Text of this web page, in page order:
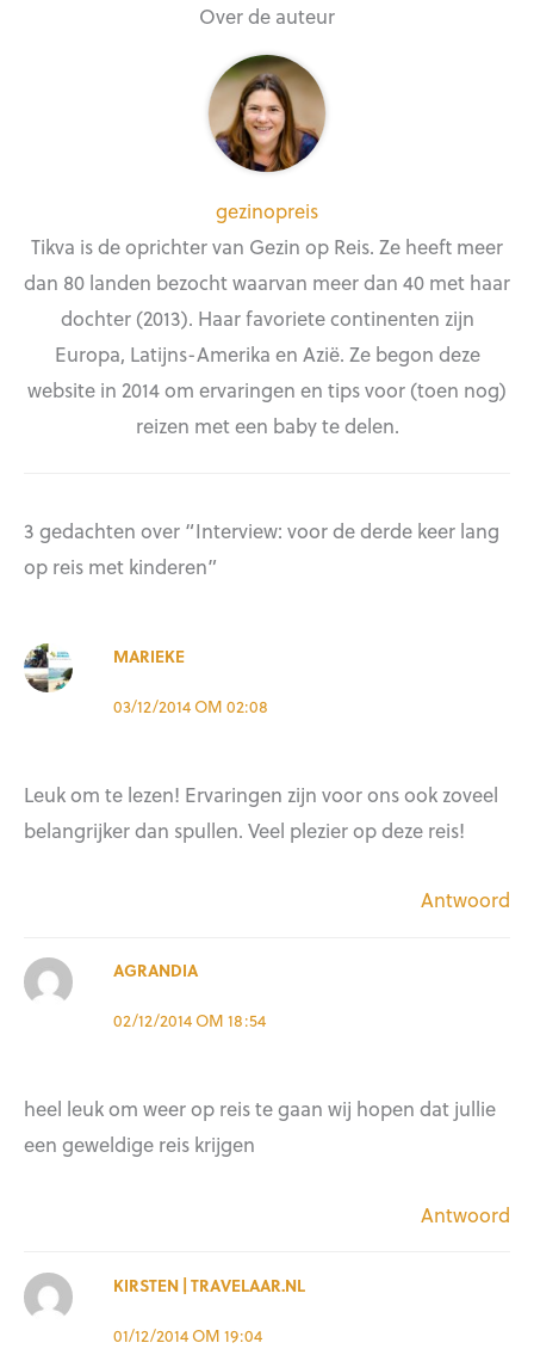
Over de auteur
gezinopreis
Tikva is de oprichter van Gezin op Reis. Ze heeft meer
dan 80 landen bezocht waarvan meer dan 40 met haar
dochter (2013). Haar favoriete continenten zijn
Europa, Latijns-Amerika en Azië. Ze begon deze
website in 2014 om ervaringen en tips voor (toen nog)
reizen met een baby te delen.
3 gedachten over “Interview: voor de derde keer lang
op reis met kinderen”
MARIEKE
03/12/2014 OM 02:08
Leuk om te lezen! Ervaringen zijn voor ons ook zoveel
belangrijker dan spullen. Veel plezier op deze reis!
Antwoord
AGRANDIA
02/12/2014 OM 18:54
heel leuk om weer op reis te gaan wij hopen dat jullie
een geweldige reis krijgen
Antwoord
KIRSTEN | TRAVELAAR.NL
01/12/2014 OM 19:04